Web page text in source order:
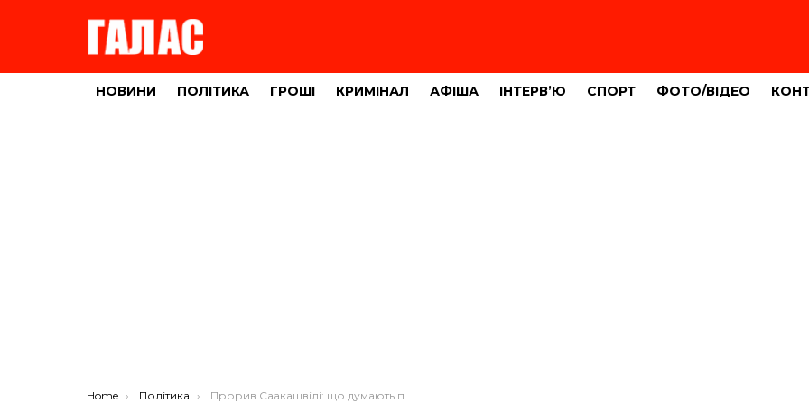
НОВИНИ ПОЛІТИКА ГРОШІ КРИМІНАЛ АФІША ІНТЕРВ’Ю СПОРТ ФОТО/ВІДЕО
You are here:
Home Політика Прорив Саакашвілі: що думають про це відомі тернополяни